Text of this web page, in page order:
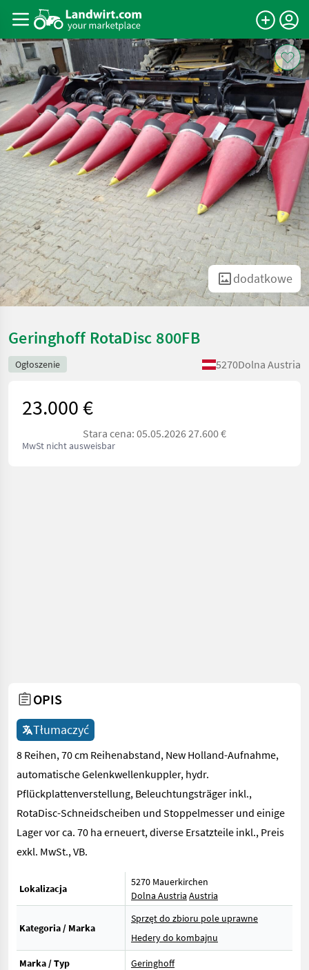
dodatkowe
Geringhoff RotaDisc 800FB
Ogłoszenie 5270Dolna Austria
23.000 €
Stara cena: 05.05.2026 27.600 €
MwSt nicht ausweisbar
OPIS
Tłumaczyć
8 Reihen, 70 cm Reihenabstand, New Holland-Aufnahme,
automatische Gelenkwellenkuppler, hydr.
Pflückplattenverstellung, Beleuchtungsträger inkl.,
RotaDisc-Schneidscheiben und Stoppelmesser und einige
Lager vor ca. 70 ha erneuert, diverse Ersatzteile inkl., Preis
exkl. MwSt., VB.
Lokalizacja
5270 Mauerkirchen
Dolna Austria Austria
Kategoria / Marka
Sprzęt do zbioru pole uprawne
Hedery do kombajnu
Marka / Typ
Geringhoff